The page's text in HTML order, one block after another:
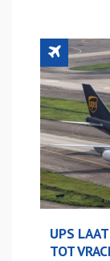
UPS
TOT